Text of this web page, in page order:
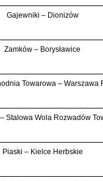
Gajewniki – Dionizów
Zamków – Borysławice
Towarowa – Warszawa
Stalowa Wola Rozwadów
Piaski – Kielce Herbskie